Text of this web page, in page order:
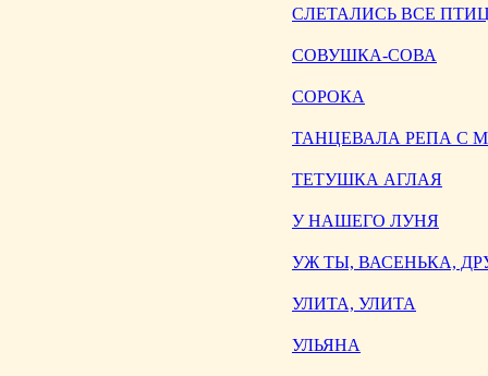
СЛЕТАЛИСЬ ВСЕ
СОВУШКА-СОВА
СОРОКА
ТАНЦЕВАЛА РЕПА С
ТЕТУШКА АГЛАЯ
У НАШЕГО ЛУНЯ
УЖ ТЫ, ВАСЕНЬКА,
УЛИТА, УЛИТА
УЛЬЯНА